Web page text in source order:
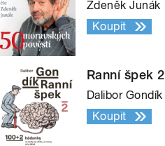
Zdeněk Junák
Koupit
Ranní špek 2
Dalibor Gondík
Koupit